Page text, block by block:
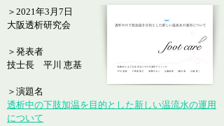
＞2021年3月7日
大阪透析研究会
＞発表者
技士長 平川 恵基
＞演題名
透析中の下肢加温を目的とした新しい温流水の運用
について